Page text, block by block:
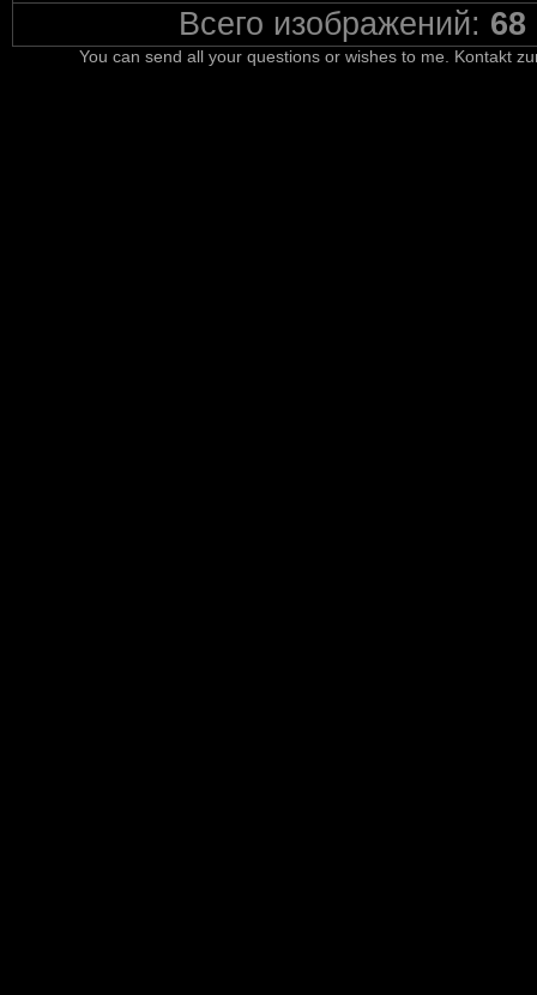
Всего изображений: 68
You can send all your questions or wishes to me. Kontakt